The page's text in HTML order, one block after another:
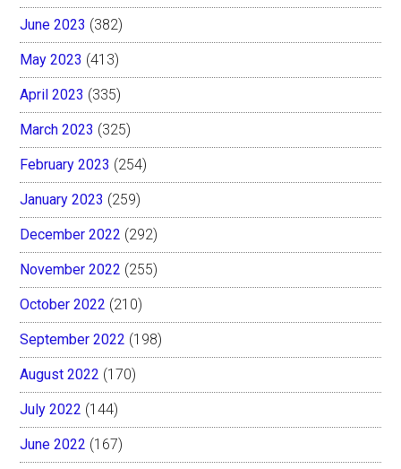
June 2023 (382)
May 2023 (413)
April 2023 (335)
March 2023 (325)
February 2023 (254)
January 2023 (259)
December 2022 (292)
November 2022 (255)
October 2022 (210)
September 2022 (198)
August 2022 (170)
July 2022 (144)
June 2022 (167)